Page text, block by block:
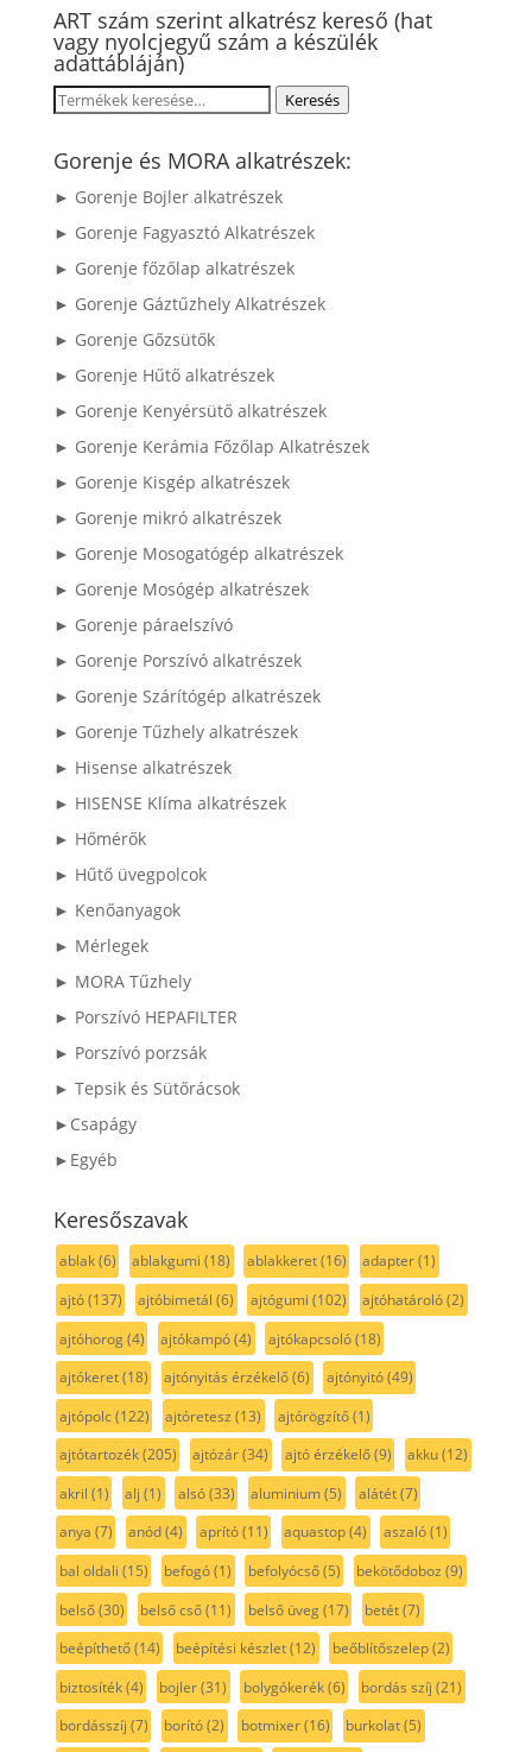
ART szám szerint alkatrész kereső (hat
vagy nyolcjegyű szám a készülék
adattábláján)
Keresés
következőre:
Keresés
Gorenje és MORA alkatrészek:
► Gorenje Bojler alkatrészek
► Gorenje Fagyasztó Alkatrészek
► Gorenje főzőlap alkatrészek
► Gorenje Gáztűzhely Alkatrészek
► Gorenje Gőzsütők
► Gorenje Hűtő alkatrészek
► Gorenje Kenyérsütő alkatrészek
► Gorenje Kerámia Főzőlap Alkatrészek
► Gorenje Kisgép alkatrészek
► Gorenje mikró alkatrészek
► Gorenje Mosogatógép alkatrészek
► Gorenje Mosógép alkatrészek
► Gorenje páraelszívó
► Gorenje Porszívó alkatrészek
► Gorenje Szárítógép alkatrészek
► Gorenje Tűzhely alkatrészek
► Hisense alkatrészek
► HISENSE Klíma alkatrészek
► Hőmérők
► Hűtő üvegpolcok
► Kenőanyagok
► Mérlegek
► MORA Tűzhely
► Porszívó HEPAFILTER
► Porszívó porzsák
► Tepsik és Sütőrácsok
►Csapágy
►Egyéb
Keresőszavak
ablak(6) ablakgumi (18) ablakkeret(16) adapter(1)
ajtó(137) ajtóbimetál (6) ajtógumi (102) ajtóhatároló(2)
ajtóhorog(4) ajtókampó(4) ajtókapcsoló(18)
ajtókeret(18) ajtónyitás érzékelő(6) ajtónyitó(49)
ajtópolc(122) ajtóretesz (13) ajtórögzítő(1)
ajtótartozék(205) ajtózár(34) ajtó érzékelő(9) akku(12)
akril (1) alj (1) alsó(33) aluminium(5) alátét(7)
anya (7) anód(4) aprító(11) aquastop(4) aszaló(1)
bal oldali (15) befogó(1) befolyócső(5) bekötődoboz (9)
belső(30) belső cső(11) belső üveg(17) betét(7)
beépíthető(14) beépítési készlet(12) beőblítőszelep(2)
biztosíték(4) bojler(31) bolygókerék(6) bordás szíj (21)
bordásszíj (7) borító(2) botmixer(16) burkolat(5)